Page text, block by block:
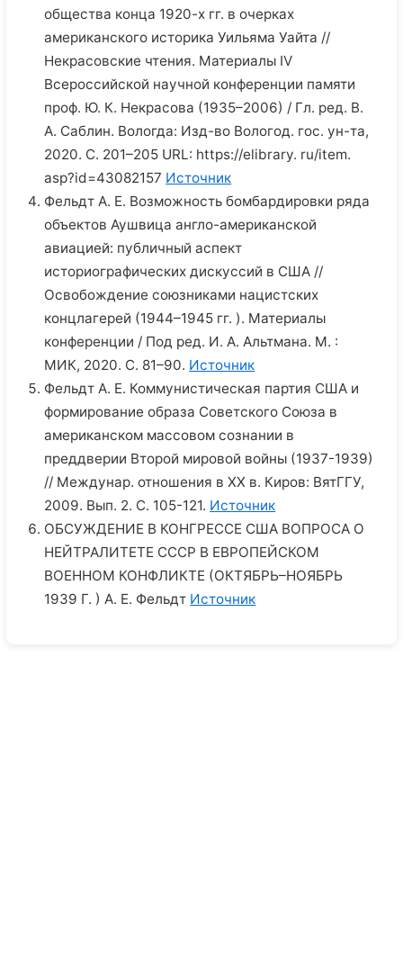
общества конца 1920-х гг. в очерках
американского историка Уильяма Уайта //
Некрасовские чтения. Материалы IV
Всероссийской научной конференции памяти
проф. Ю. К. Некрасова (1935–2006) / Гл. ред. В.
А. Саблин. Вологда: Изд-во Вологод. гос. ун-та,
2020. С. 201–205 URL: https://elibrary. ru/item.
asp?id=43082157 Источник
Фельдт А. Е. Возможность бомбардировки ряда
объектов Аушвица англо-американской
авиацией: публичный аспект
историографических дискуссий в США //
Освобождение союзниками нацистских
концлагерей (1944–1945 гг. ). Материалы
конференции / Под ред. И. А. Альтмана. М. :
МИК, 2020. С. 81–90. Источник
Фельдт А. Е. Коммунистическая партия США и
формирование образа Советского Союза в
американском массовом сознании в
преддверии Второй мировой войны (1937-1939)
// Междунар. отношения в XX в. Киров: ВятГГУ,
2009. Вып. 2. С. 105-121. Источник
ОБСУЖДЕНИЕ В КОНГРЕССЕ США ВОПРОСА О
НЕЙТРАЛИТЕТЕ СССР В ЕВРОПЕЙСКОМ
ВОЕННОМ КОНФЛИКТЕ (ОКТЯБРЬ–НОЯБРЬ
1939 Г. ) А. Е. Фельдт Источник